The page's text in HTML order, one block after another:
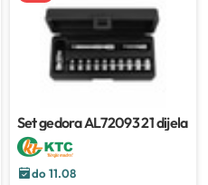
Set gedora AL7209321 dijela
do 11.08